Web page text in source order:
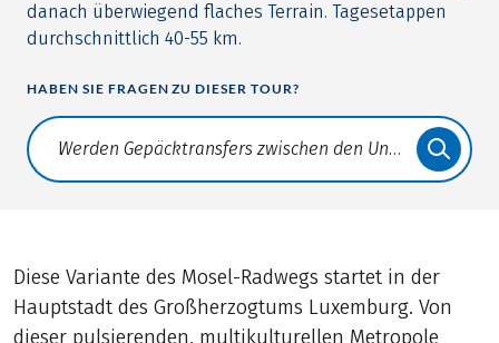
danach überwiegend flaches Terrain. Tagesetappen
durchschnittlich 40-55 km.
HABEN SIE FRAGEN ZU DIESER TOUR?
Translate: a11y.faq.search
Diese Variante des Mosel-Radwegs startet in der
Hauptstadt des Großherzogtums Luxemburg. Von
dieser pulsierenden, multikulturellen Metropole